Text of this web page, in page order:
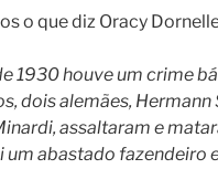
o que diz Oracy
1930 houve um crime
dois alemães, Hermann
assaltaram e
um abastado fazendeiro